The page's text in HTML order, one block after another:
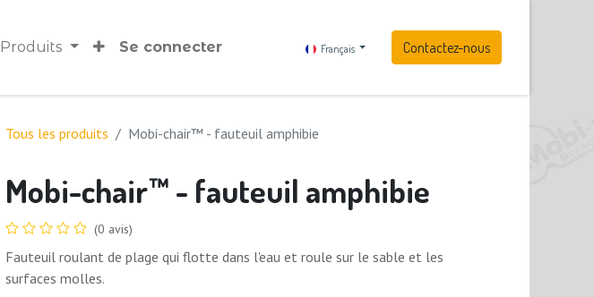
Produits Se connecter Français Contactez-nous
Tous les produits Mobi-chair™ - fauteuil amphibie
Mobi-chair™ - fauteuil amphibie
(0 avis)
Fauteuil roulant de plage qui flotte dans l'eau et roule sur le sable et les
surfaces molles.